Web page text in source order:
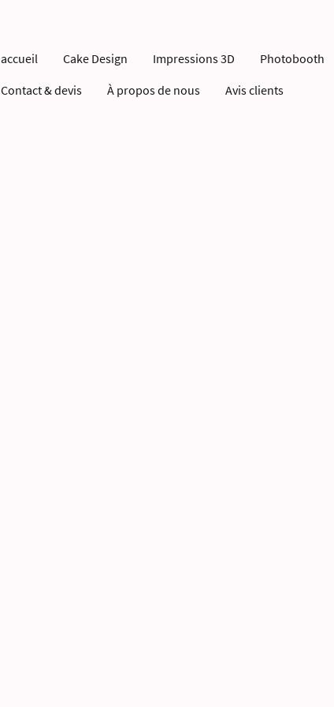
accueil Cake Design Impressions 3D Photobooth
Contact & devis
À propos de nous Avis clients